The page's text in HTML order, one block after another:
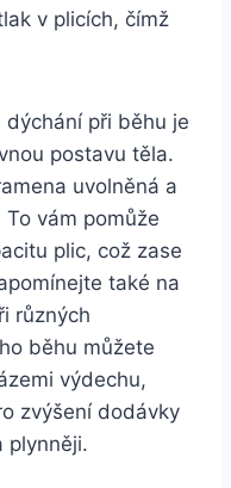
v plicích, čímž
při běhu je
postavu těla.
uvolněná a
vám pomůže
plic, což zase
také na
různých
běhu můžete
výdechu,
zvýšení dodávky
plynněji.